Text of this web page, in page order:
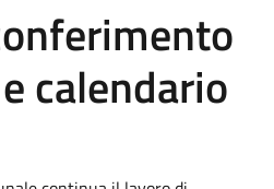
calendario